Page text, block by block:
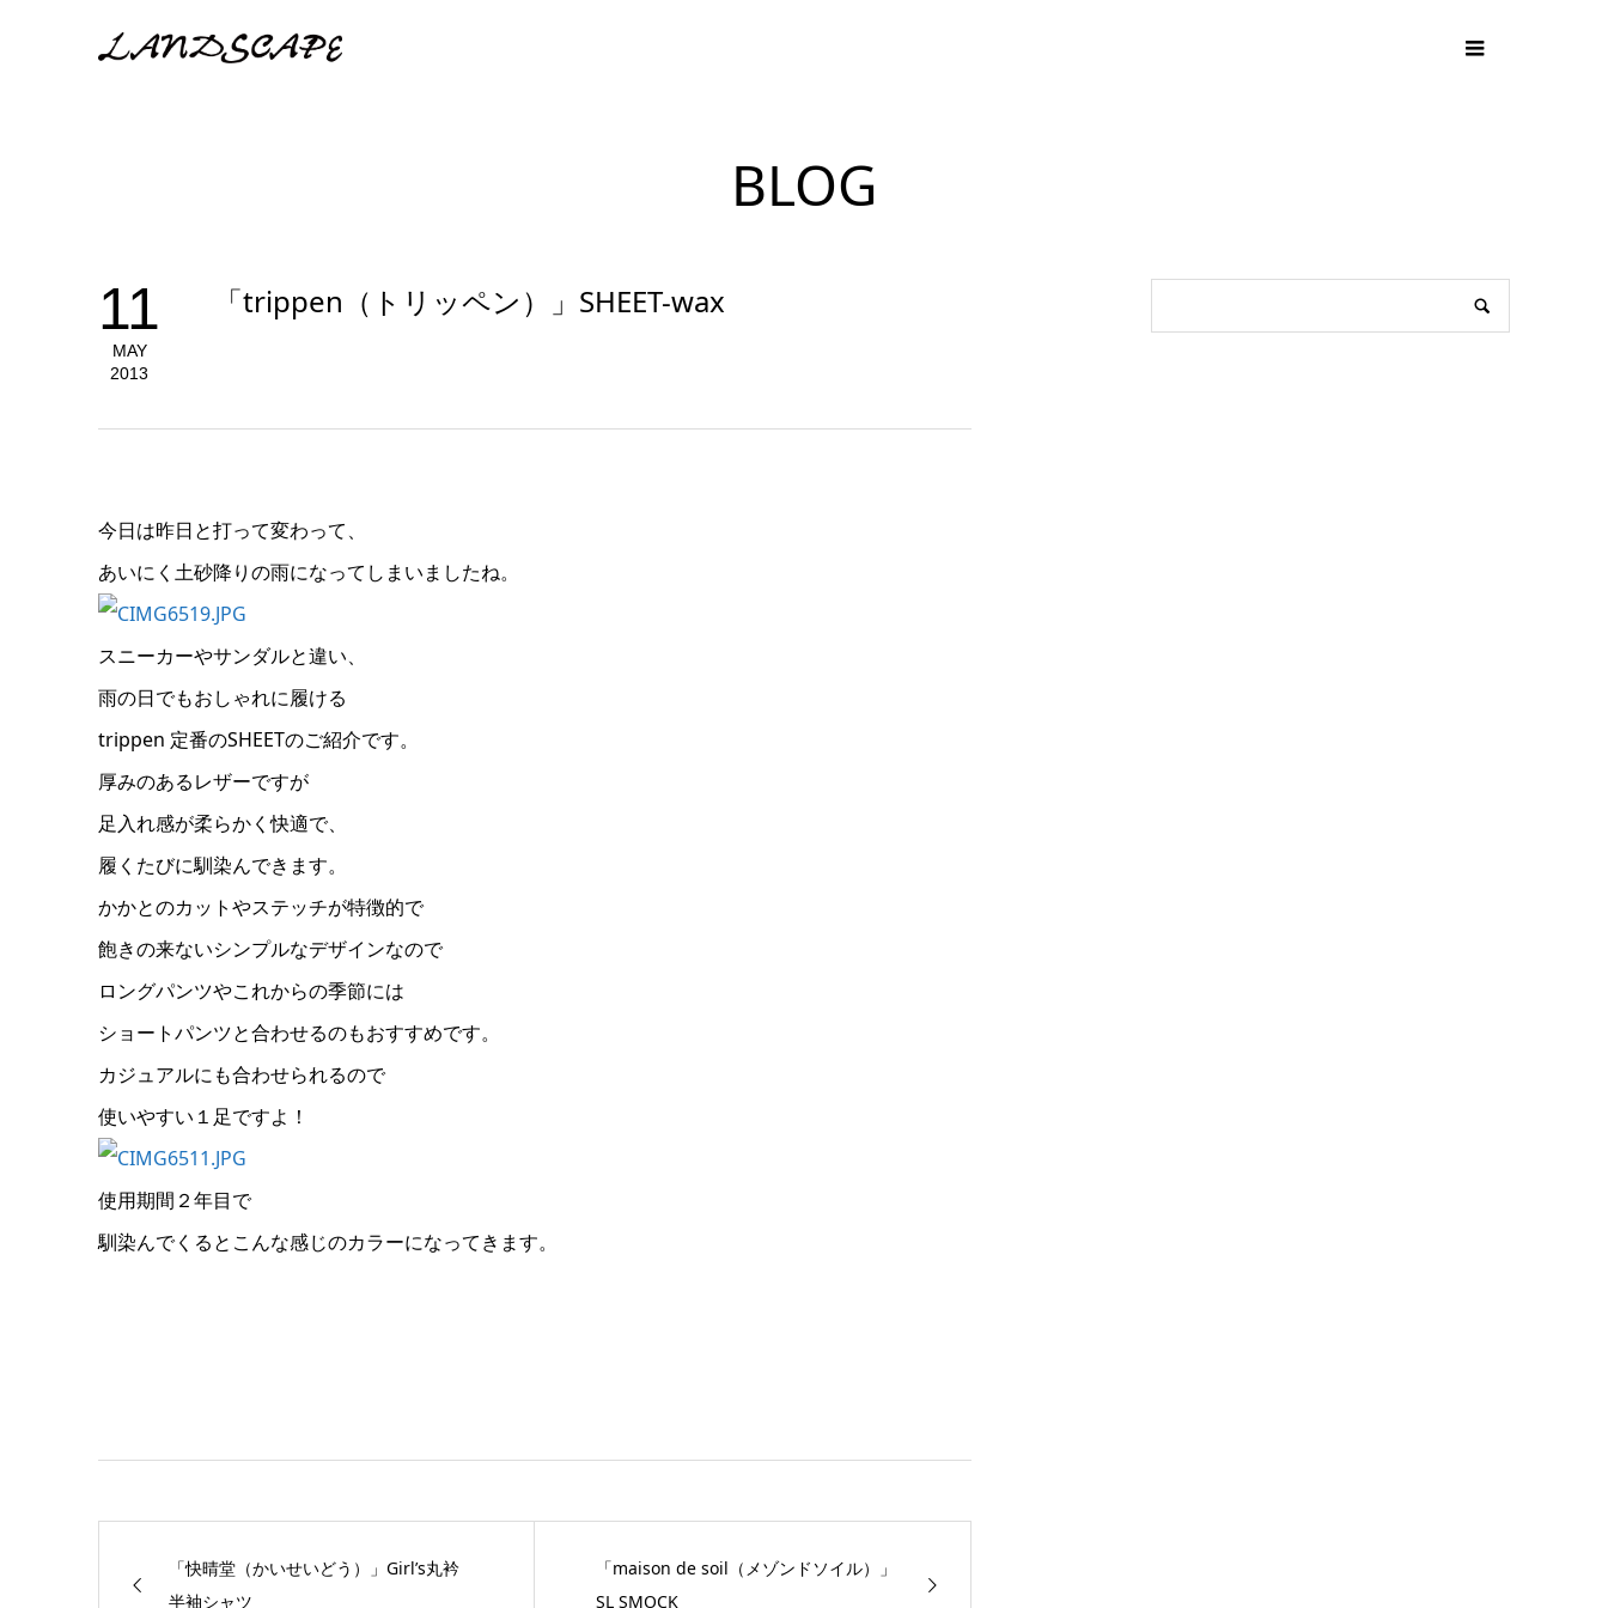
BLOG
11
MAY
2013
「trippen（トリッペン）」SHEET-wax
今日は昨日と打って変わって、
あいにく土砂降りの雨になってしまいましたね。
スニーカーやサンダルと違い、
雨の日でもおしゃれに履ける
trippen 定番のSHEETのご紹介です。
厚みのあるレザーですが
足入れ感が柔らかく快適で、
履くたびに馴染んできます。
かかとのカットやステッチが特徴的で
飽きの来ないシンプルなデザインなので
ロングパンツやこれからの季節には
ショートパンツと合わせるのもおすすめです。
カジュアルにも合わせられるので
使いやすい１足ですよ！
使用期間２年目で
馴染んでくるとこんな感じのカラーになってきます。
「快晴堂（かいせいどう）」Girl’s丸衿
半袖シャツ
「maison de soil（メゾンドソイル）」
SL SMOCK